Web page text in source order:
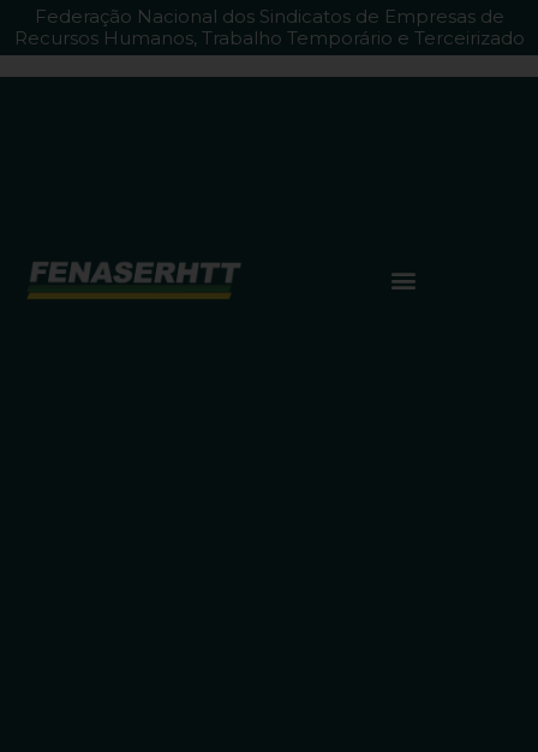
Federação Nacional dos Sindicatos de Empresas de
Recursos Humanos, Trabalho Temporário e Terceirizado